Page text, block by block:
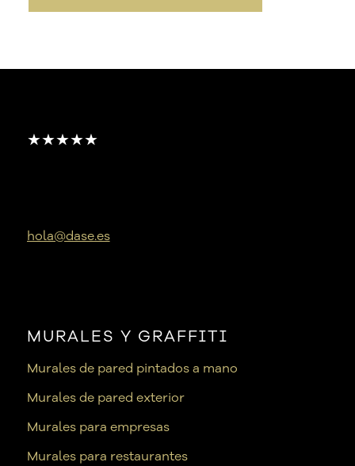
★★★★★
hola@dase.es
MURALES Y GRAFFITI
Murales de pared pintados a mano
Murales de pared exterior
Murales para empresas
Murales para restaurantes